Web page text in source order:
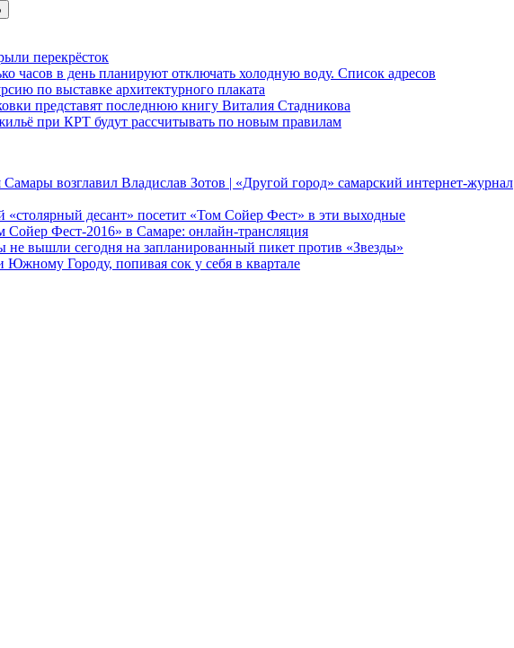
перекрёсток
часов в день планируют отключать холодную воду. Список адресов
по выставке архитектурного плаката
представят последнюю книгу Виталия Стадникова
при КРТ будут рассчитывать по новым правилам
Самары возглавил Владислав Зотов | «Другой город» самарский интернет-журнал
«столярный десант» посетит «Том Сойер Фест» в эти выходные
Сойер Фест-2016» в Самаре: онлайн-трансляция
не вышли сегодня на запланированный пикет против «Звезды»
Южному Городу, попивая сок у себя в квартале